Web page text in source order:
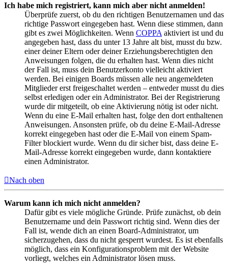
Ich habe mich registriert, kann mich aber nicht anmelden!
Überprüfe zuerst, ob du den richtigen Benutzernamen und das
richtige Passwort eingegeben hast. Wenn diese stimmen, dann
gibt es zwei Möglichkeiten. Wenn COPPA aktiviert ist und du
angegeben hast, dass du unter 13 Jahre alt bist, musst du bzw.
einer deiner Eltern oder deiner Erziehungsberechtigten den
Anweisungen folgen, die du erhalten hast. Wenn dies nicht
der Fall ist, muss dein Benutzerkonto vielleicht aktiviert
werden. Bei einigen Boards müssen alle neu angemeldeten
Mitglieder erst freigeschaltet werden – entweder musst du dies
selbst erledigen oder ein Administrator. Bei der Registrierung
wurde dir mitgeteilt, ob eine Aktivierung nötig ist oder nicht.
Wenn du eine E-Mail erhalten hast, folge den dort enthaltenen
Anweisungen. Ansonsten prüfe, ob du deine E-Mail-Adresse
korrekt eingegeben hast oder die E-Mail von einem Spam-
Filter blockiert wurde. Wenn du dir sicher bist, dass deine E-
Mail-Adresse korrekt eingegeben wurde, dann kontaktiere
einen Administrator.
Nach oben
Warum kann ich mich nicht anmelden?
Dafür gibt es viele mögliche Gründe. Prüfe zunächst, ob dein
Benutzername und dein Passwort richtig sind. Wenn dies der
Fall ist, wende dich an einen Board-Administrator, um
sicherzugehen, dass du nicht gesperrt wurdest. Es ist ebenfalls
möglich, dass ein Konfigurationsproblem mit der Website
vorliegt, welches ein Administrator lösen muss.